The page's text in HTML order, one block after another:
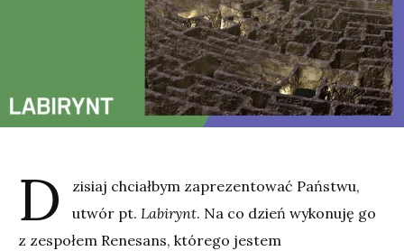
D
zisiaj chciałbym zaprezentować Państwu,
utwór pt. Labirynt. Na co dzień wykonuję go
z zespołem Renesans, którego jestem